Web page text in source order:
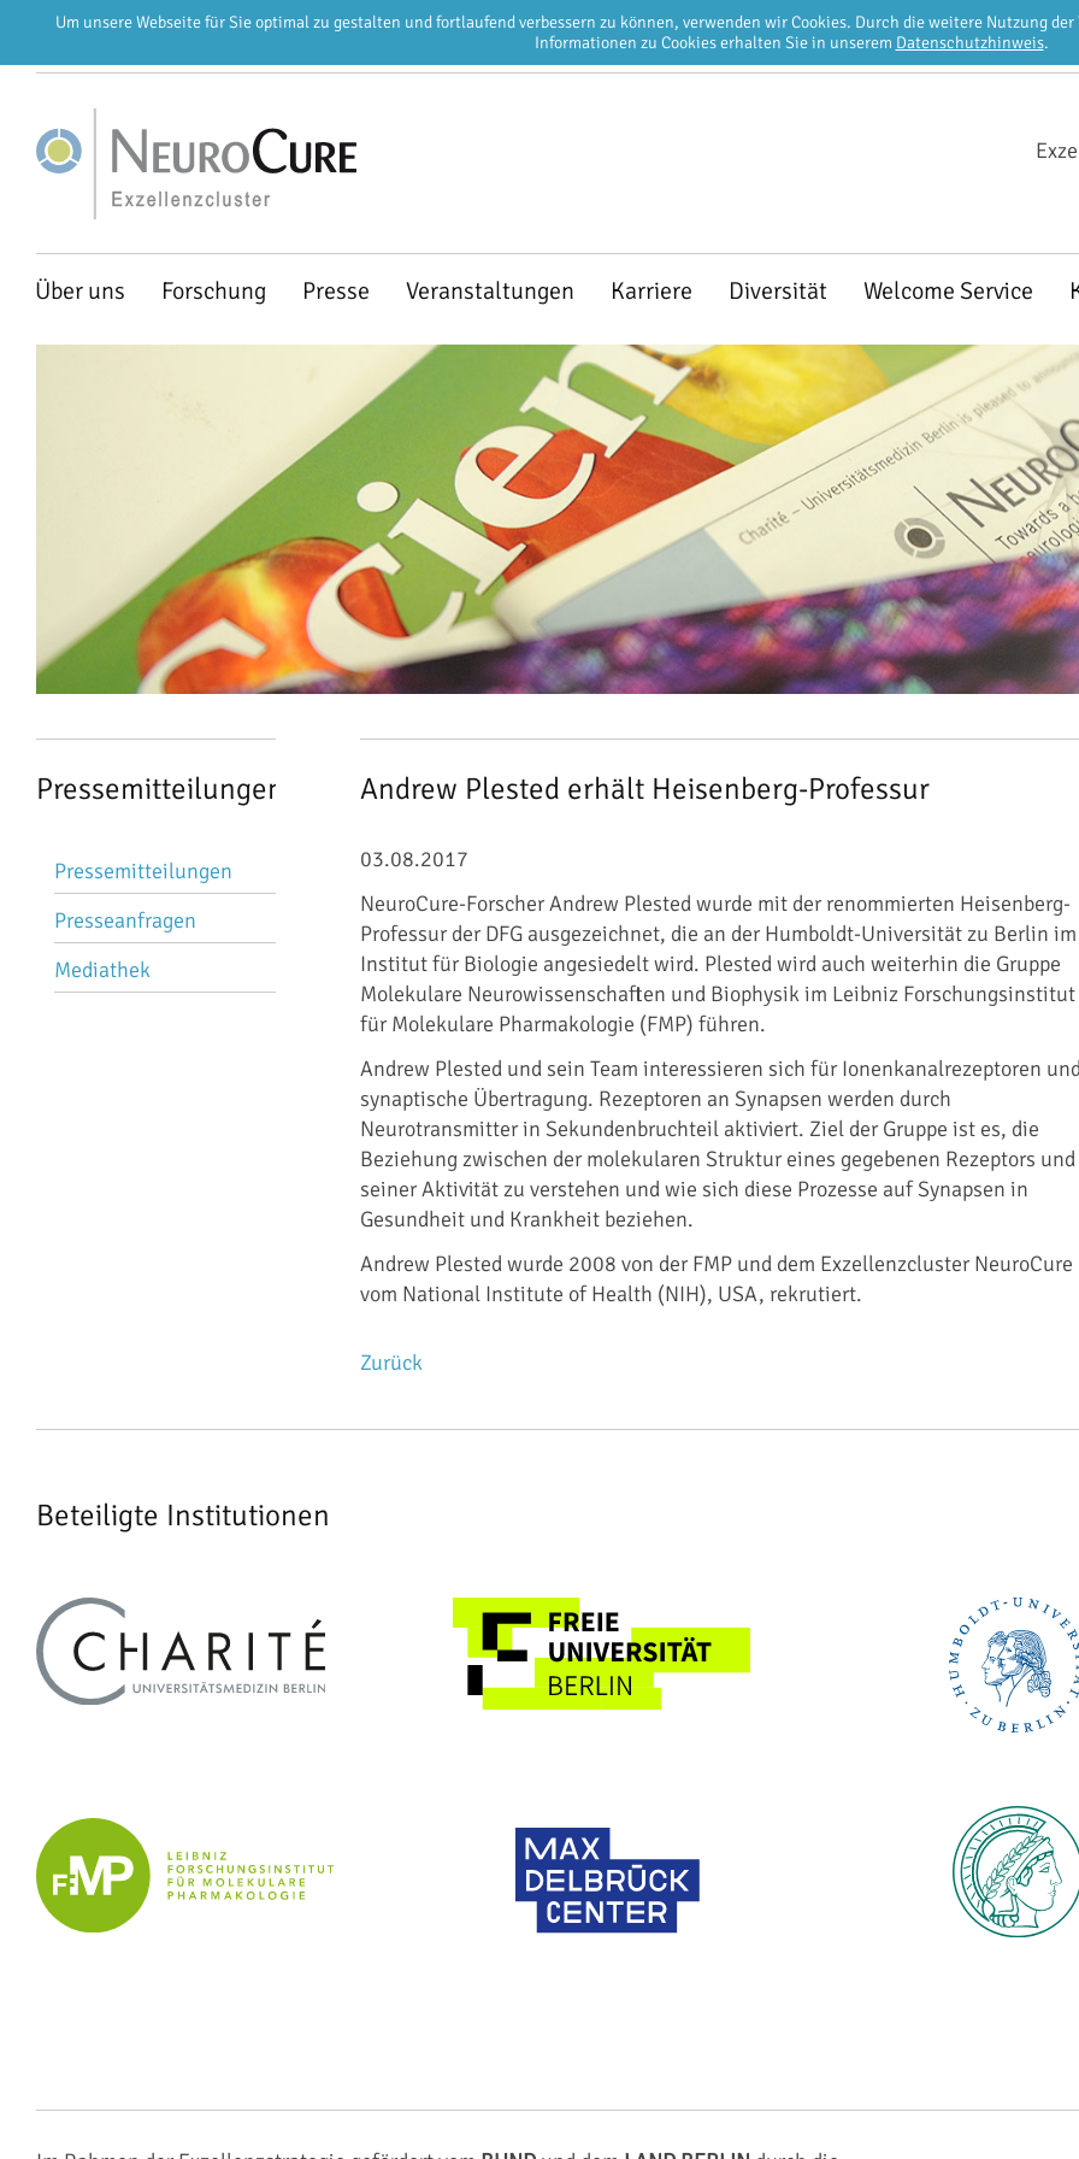
Um unsere Webseite für Sie optimal zu gestalten und fortlaufend verbessern zu können, verwenden wir Cookies. Durch die weitere Nutzung
Informationen zu Cookies erhalten Sie in unserem Datenschutzhinweis.
EN DE
Navigation
überspringen
Über uns Forschung Presse Veranstaltungen Karriere Diversität Welcome Service
Andrew Plested erhält Heisenberg-Professur
03.08.2017
NeuroCure-Forscher Andrew Plested wurde mit der renommierten Heisenberg-
Professur der DFG ausgezeichnet, die an der Humboldt-Universität zu Berlin im
Institut für Biologie angesiedelt wird. Plested wird auch weiterhin die Gruppe
Molekulare Neurowissenschaften und Biophysik im Leibniz Forschungsinstitut
für Molekulare Pharmakologie (FMP) führen.
Andrew Plested und sein Team interessieren sich für Ionenkanalrezeptoren
synaptische Übertragung. Rezeptoren an Synapsen werden durch
Neurotransmitter in Sekundenbruchteil aktiviert. Ziel der Gruppe ist es, die
Beziehung zwischen der molekularen Struktur eines gegebenen Rezeptors und
seiner Aktivität zu verstehen und wie sich diese Prozesse auf Synapsen in
Gesundheit und Krankheit beziehen.
Andrew Plested wurde 2008 von der FMP und dem Exzellenzcluster NeuroCure
vom National Institute of Health (NIH), USA, rekrutiert.
Zurück
Pressemitteilungen
Navigation
überspringen
Pressemitteilungen
Presseanfragen
Mediathek
Beteiligte Institutionen